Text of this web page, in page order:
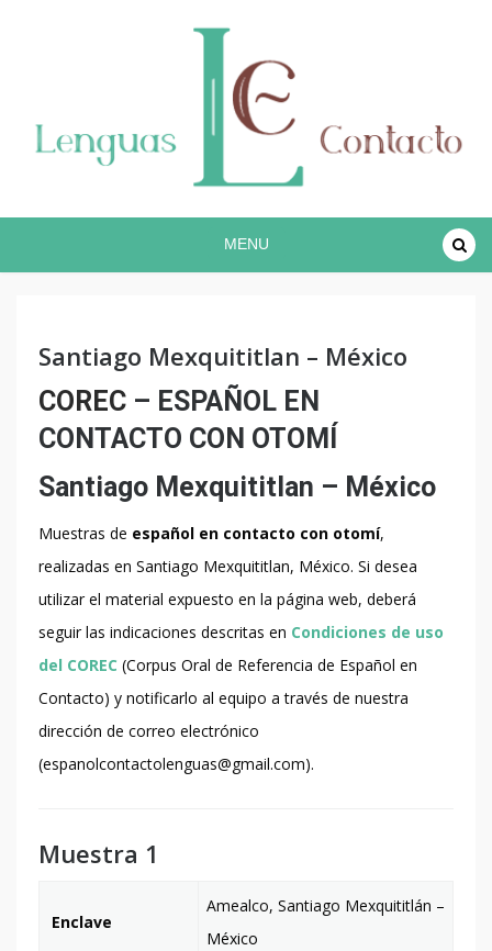
Español en contacto
MENU
Santiago Mexquititlan – México
COREC – ESPAÑOL EN
CONTACTO CON OTOMÍ
Santiago Mexquititlan – México
Muestras de español en contacto con otomí,
realizadas en Santiago Mexquititlan, México. Si desea
utilizar el material expuesto en la página web, deberá
seguir las indicaciones descritas en Condiciones de uso
del COREC (Corpus Oral de Referencia de Español en
Contacto) y notificarlo al equipo a través de nuestra
dirección de correo electrónico
(espanolcontactolenguas@gmail.com).
Muestra 1
Enclave
Amealco, Santiago Mexquititlán –
México